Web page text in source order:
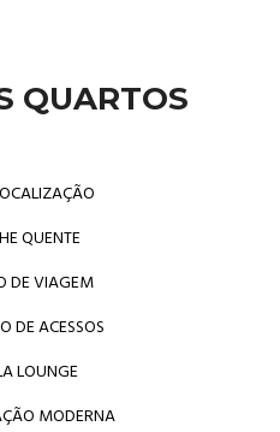
QUARTOS
QUENTE
DE VIAGEM
DE ACESSOS
LOUNGE
MODERNA